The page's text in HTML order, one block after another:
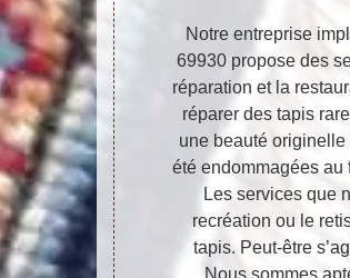
Notre entreprise
69930 propose des
réparation et la
réparer des tapis
une beauté originelle
été endommagées au
Les services que
recréation ou le
tapis. Peut-être
Nous sommes